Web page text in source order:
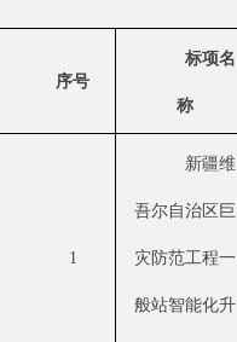
序号
标项名
称
1
新疆维
吾尔自治区巨
灾防范工程一
般站智能化升